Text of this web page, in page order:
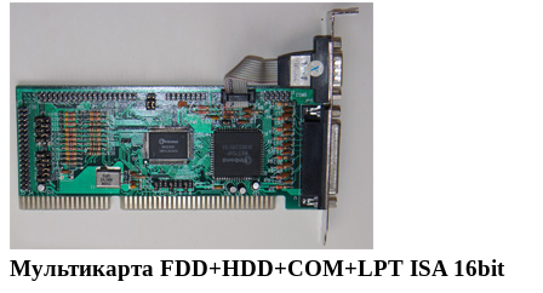
Мультикарта FDD+HDD+COM+LPT ISA 16bit